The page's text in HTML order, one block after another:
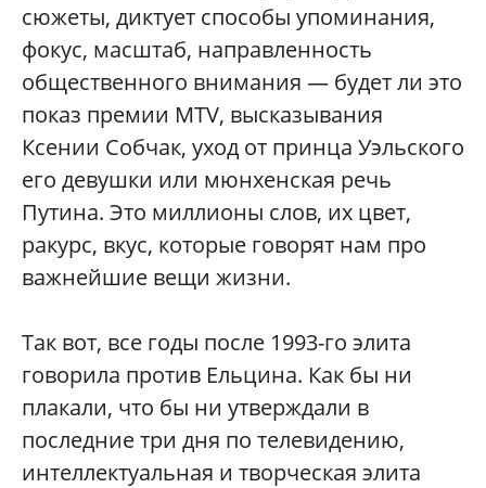
сюжеты, диктует способы упоминания,
фокус, масштаб, направленность
общественного внимания — будет ли это
показ премии MTV, высказывания
Ксении Собчак, уход от принца Уэльского
его девушки или мюнхенская речь
Путина. Это миллионы слов, их цвет,
ракурс, вкус, которые говорят нам про
важнейшие вещи жизни.
Так вот, все годы после 1993-го элита
говорила против Ельцина. Как бы ни
плакали, что бы ни утверждали в
последние три дня по телевидению,
интеллектуальная и творческая элита